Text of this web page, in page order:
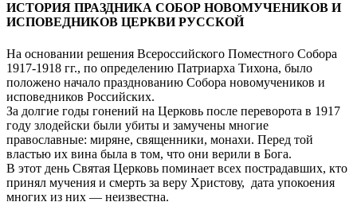
ИСТОРИЯ ПРАЗДНИКА СОБОР НОВОМУЧЕНИКОВ И
ИСПОВЕДНИКОВ ЦЕРКВИ РУССКОЙ
На основании решения Всероссийского Поместного Собора
1917-1918 гг., по определению Патриарха Тихона, было
положено начало празднованию Собора новомучеников и
исповедников Российских.
За долгие годы гонений на Церковь после переворота в 1917
году злодейски были убиты и замучены многие
православные: миряне, священники, монахи. Перед той
властью их вина была в том, что они верили в Бога.
В этот день Святая Церковь поминает всех пострадавших, кто
принял мучения и смерть за веру Христову, дата упокоения
многих из них — неизвестна.